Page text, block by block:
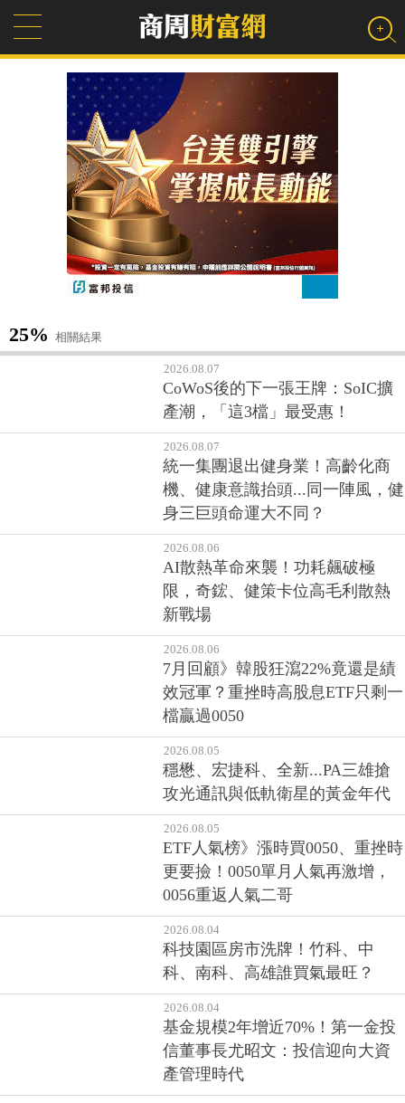
25% 相關結果
2026.08.07
CoWoS後的下一張王牌：SoIC擴
產潮，「這3檔」最受惠！
2026.08.07
統一集團退出健身業！高齡化商
機、健康意識抬頭...同一陣風，健
身三巨頭命運大不同？
2026.08.06
AI散熱革命來襲！功耗飆破極
限，奇鋐、健策卡位高毛利散熱
新戰場
2026.08.06
7月回顧》韓股狂瀉22%竟還是績
效冠軍？重挫時高股息ETF只剩一
檔贏過0050
2026.08.05
穩懋、宏捷科、全新...PA三雄搶
攻光通訊與低軌衛星的黃金年代
2026.08.05
ETF人氣榜》漲時買0050、重挫時
更要撿！0050單月人氣再激增，
0056重返人氣二哥
2026.08.04
科技園區房市洗牌！竹科、中
科、南科、高雄誰買氣最旺？
2026.08.04
基金規模2年增近70%！第一金投
信董事長尤昭文：投信迎向大資
產管理時代